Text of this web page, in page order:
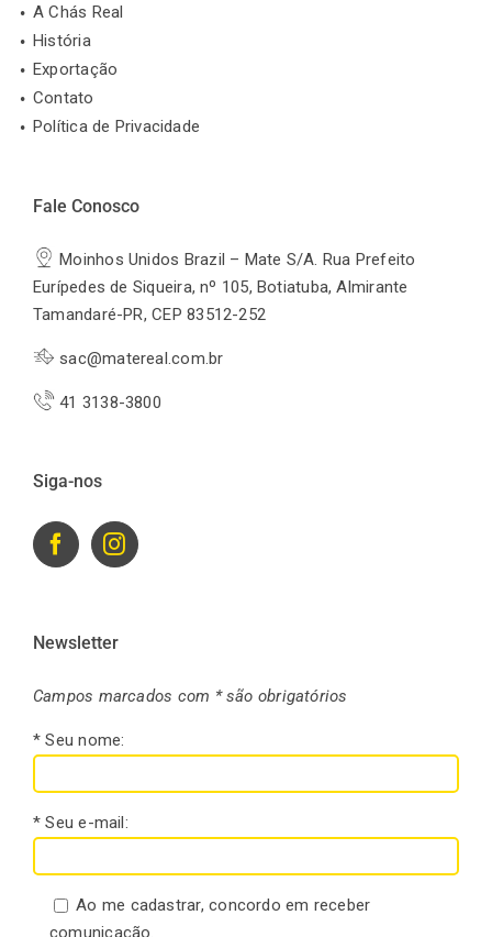
A Chás Real
História
Exportação
Contato
Política de Privacidade
Fale Conosco
Moinhos Unidos Brazil – Mate S/A. Rua Prefeito
Eurípedes de Siqueira, nº 105, Botiatuba, Almirante
Tamandaré-PR, CEP 83512-252
sac@matereal.com.br
41 3138-3800
Siga-nos
Newsletter
Campos marcados com * são obrigatórios
* Seu nome:
* Seu e-mail:
Ao me cadastrar, concordo em receber
comunicação.